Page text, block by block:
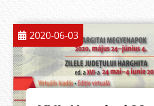
2020-06-03